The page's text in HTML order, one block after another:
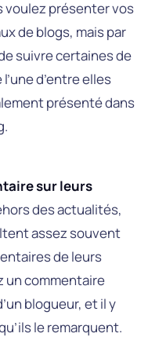
voulez présenter vos
de blogs, mais par
suivre certaines de
d’entre elles
présenté dans
sur leurs
des actualités,
assez souvent
de leurs
un commentaire
blogueur, et il y
le remarquent.